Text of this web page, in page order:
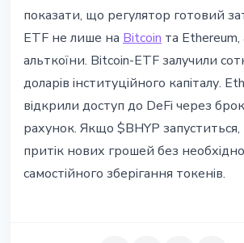
показати, що регулятор готовий
ETF не лише на Bitcoin та
альткоїни. Bitcoin-ETF залучили
доларiв iнституцiйного капiталу.
вiдкрили доступ до DeFi через
рахунок. Якщо $BHYP
притiк нових грошей без
самостiйного зберiгання токенiв.